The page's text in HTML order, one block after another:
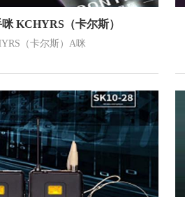
KCHYRS（卡尔斯）
（卡尔斯）A咪